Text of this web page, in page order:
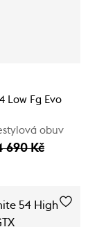
Low Fg Evo
obuv
690 Kč